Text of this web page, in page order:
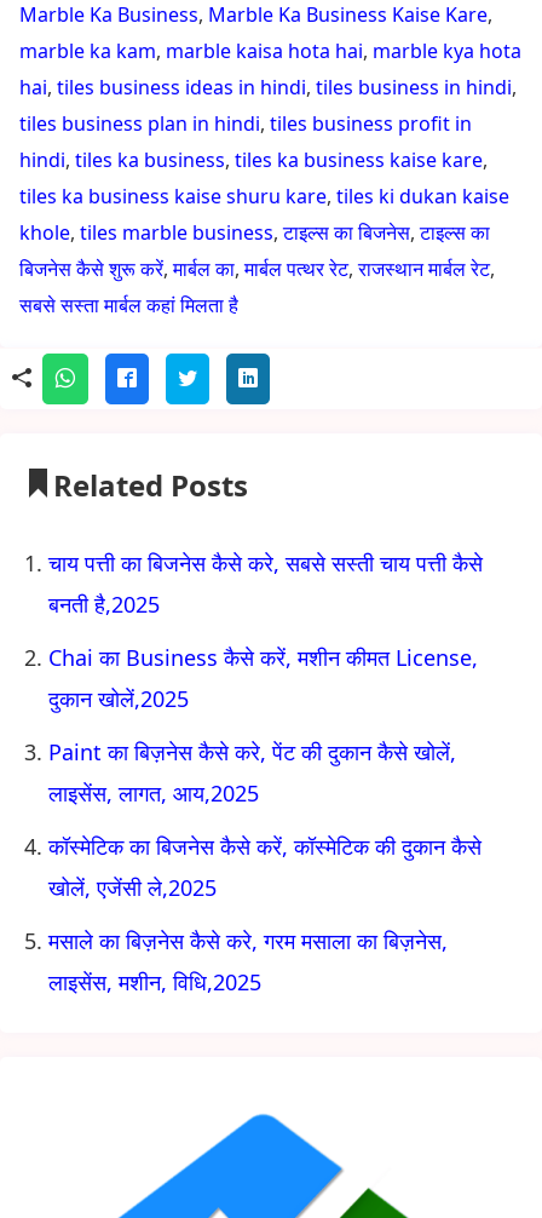
Marble Ka Business, Marble Ka Business Kaise Kare,
marble ka kam, marble kaisa hota hai, marble kya hota
hai, tiles business ideas in hindi, tiles business in hindi,
tiles business plan in hindi, tiles business profit in
hindi, tiles ka business, tiles ka business kaise kare,
tiles ka business kaise shuru kare, tiles ki dukan kaise
khole, tiles marble business,टाइल्स का बिजनेस,टाइल्स का
बिजनेस कैसे शुरू करें,मार्बल का,मार्बल पत्थर रेट,राजस्थान मार्बल रेट,
सबसे सस्ता मार्बल कहां मिलता है
Related Posts
चाय पत्ती का बिजनेस कैसे करे, सबसे सस्ती चाय पत्ती कैसे
बनती है,2025
Chai का Business कैसे करें, मशीन कीमत License,
दुकान खोलें,2025
Paint का बिज़नेस कैसे करे, पेंट की दुकान कैसे खोलें,
लाइसेंस, लागत, आय,2025
कॉस्मेटिक का बिजनेस कैसे करें, कॉस्मेटिक की दुकान कैसे
खोलें, एजेंसी ले,2025
मसाले का बिज़नेस कैसे करे, गरम मसाला का बिज़नेस,
लाइसेंस, मशीन, विधि,2025